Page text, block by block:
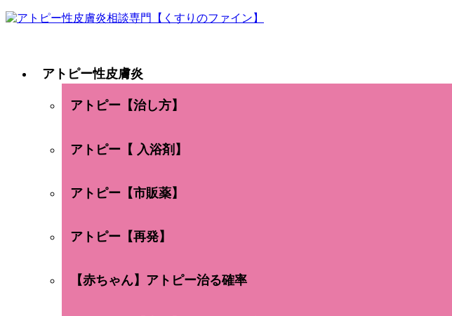
アトピー性皮膚炎
アトピー【治し方】
アトピー【 入浴剤】
アトピー【市販薬】
アトピー【再発】
【赤ちゃん】アトピー治る確率